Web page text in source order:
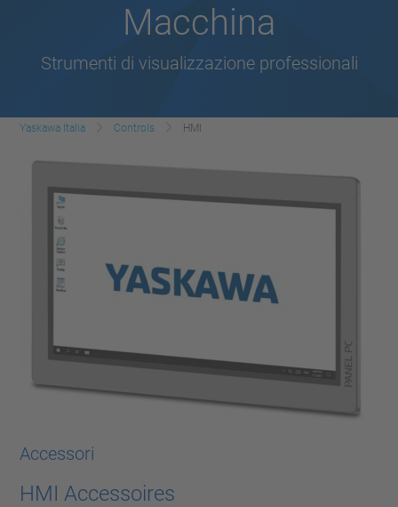
Macchina
Strumenti di visualizzazione professionali
Yaskawa Italia Controls HMI
Accessori
HMI Accessoires